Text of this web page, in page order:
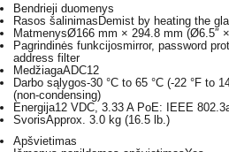
Bendrieji duomenys
Rasos šalinimasDemist by heating the
MatmenysØ166 mm × 294.8 mm (Ø6.5″
Pagrindinės funkcijosmirror, password
address filter
MedžiagaADC12
Darbo sąlygos-30 °C to 65 °C (-22 °F to
(non-condensing)
Energija12 VDC, 3.33 A PoE: IEEE
SvorisApprox. 3.0 kg (16.5 lb.)
Apšvietimas